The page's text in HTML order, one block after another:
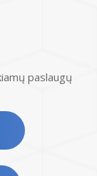
paslaugų